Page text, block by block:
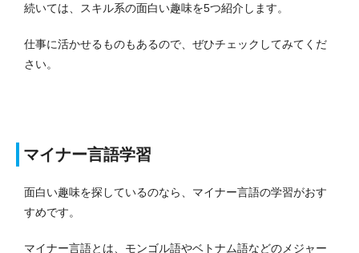
続いては、スキル系の面白い趣味を5つ紹介します。
仕事に活かせるものもあるので、ぜひチェックしてみてくだ
さい。
マイナー言語学習
面白い趣味を探しているのなら、マイナー言語の学習がおす
すめです。
マイナー言語とは、モンゴル語やベトナム語などのメジャー